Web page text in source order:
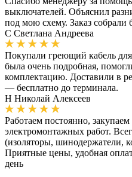
выключателей. Объяснил
под мою схему. Заказ собрали
С Светлана Андреева
Покупали греющий кабель
была очень подробная,
комплектацию. Доставили в
— бесплатно до терминала.
Н Николай Алексеев
Работаем постоянно,
электромонтажных работ.
(изоляторы, шинодержатели,
Приятные цены, удобная
день